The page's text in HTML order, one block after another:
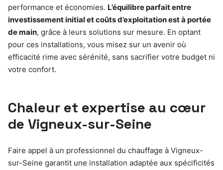
performance et économies. L’équilibre parfait entre
investissement initial et coûts d’exploitation est à portée
de main, grâce à leurs solutions sur mesure. En optant
pour ces installations, vous misez sur un avenir où
efficacité rime avec sérénité, sans sacrifier votre budget ni
votre confort.
Chaleur et expertise au cœur
de Vigneux-sur-Seine
Faire appel à un professionnel du chauffage à Vigneux-
sur-Seine garantit une installation adaptée aux spécificités